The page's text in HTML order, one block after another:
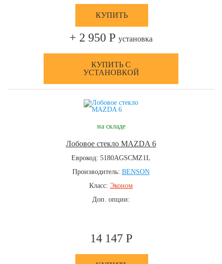
КУПИТЬ
+ 2 950 Р установка
КУПИТЬ С
УСТАНОВКОЙ
на складе
Лобовое стекло MAZDA 6
Еврокод: 5180AGSCMZ1L
Производитель: BENSON
Класс: Эконом
Доп. опции:
14 147 Р